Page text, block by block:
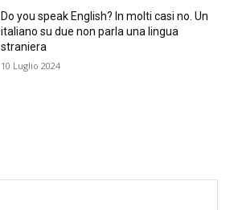
Do you speak English? In molti casi no. Un
italiano su due non parla una lingua
straniera
10 Luglio 2024